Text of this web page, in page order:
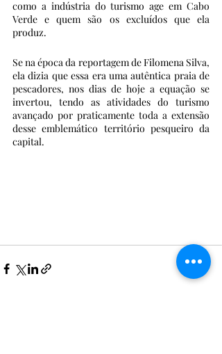
como a indústria do turismo age em Cabo
Verde e quem são os excluídos que ela
produz.
Se na época da reportagem de Filomena Silva,
ela dizia que essa era uma autêntica praia de
pescadores, nos dias de hoje a equação se
invertou, tendo as atividades do turismo
avançado por praticamente toda a extensão
desse emblemático território pesqueiro da
capital.